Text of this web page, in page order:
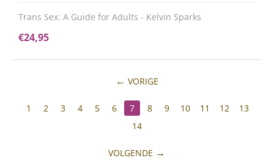
Trans Sex: A Guide for Adults - Kelvin Sparks
€24,95
VORIGE
1 2 3 4 5 6 7 8 9 10 11 12
13
14
VOLGENDE